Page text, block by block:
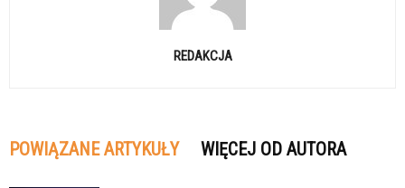
REDAKCJA
POWIĄZANE ARTYKUŁY WIĘCEJ OD AUTORA